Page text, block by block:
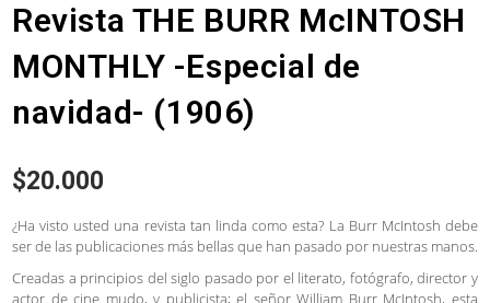
Revista THE BURR McINTOSH
MONTHLY -Especial de
navidad- (1906)
$20.000
¿Ha visto usted una revista tan linda como esta? La Burr McIntosh debe
ser de las publicaciones más bellas que han pasado por nuestras manos.
Creadas a principios del siglo pasado por el literato, fotógrafo, director y
actor de cine mudo, y publicista; el señor William Burr McIntosh, esta